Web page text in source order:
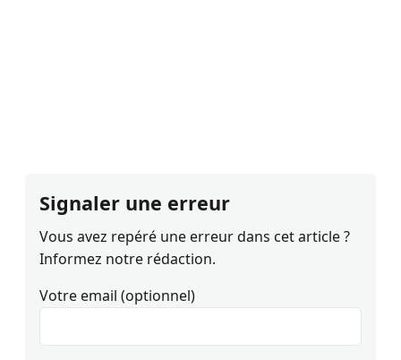
Signaler une erreur
Vous avez repéré une erreur dans cet article ?
Informez notre rédaction.
Votre email (optionnel)